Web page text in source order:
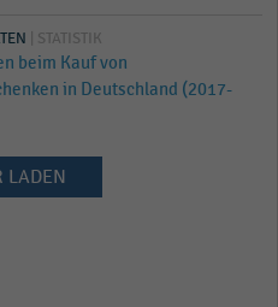
| STATISTIK
beim Kauf von
in Deutschland (2017-
LADEN